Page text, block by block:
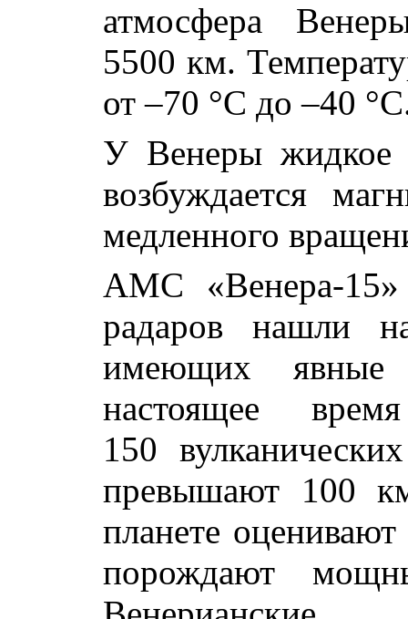
атмосфера
5500 км.
от –70 °C до –40
У Венеры жидкое
возбуждается
медленного
АМС «Венера-
радаров нашли
имеющих
настоящее
150
превышают 100
планете
порождают